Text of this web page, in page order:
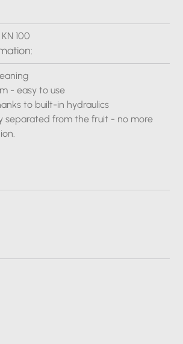
100
- easy to use
to built-in hydraulics
separated from the fruit - no more